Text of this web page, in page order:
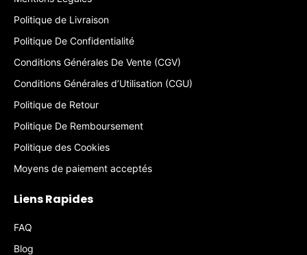
Politique de Livraison
Politique De Confidentialité
Conditions Générales De Vente (CGV)
Conditions Générales d’Utilisation (CGU)
Politique de Retour
Politique De Remboursement
Politique des Cookies
Moyens de paiement acceptés
Liens Rapides
FAQ
Blog